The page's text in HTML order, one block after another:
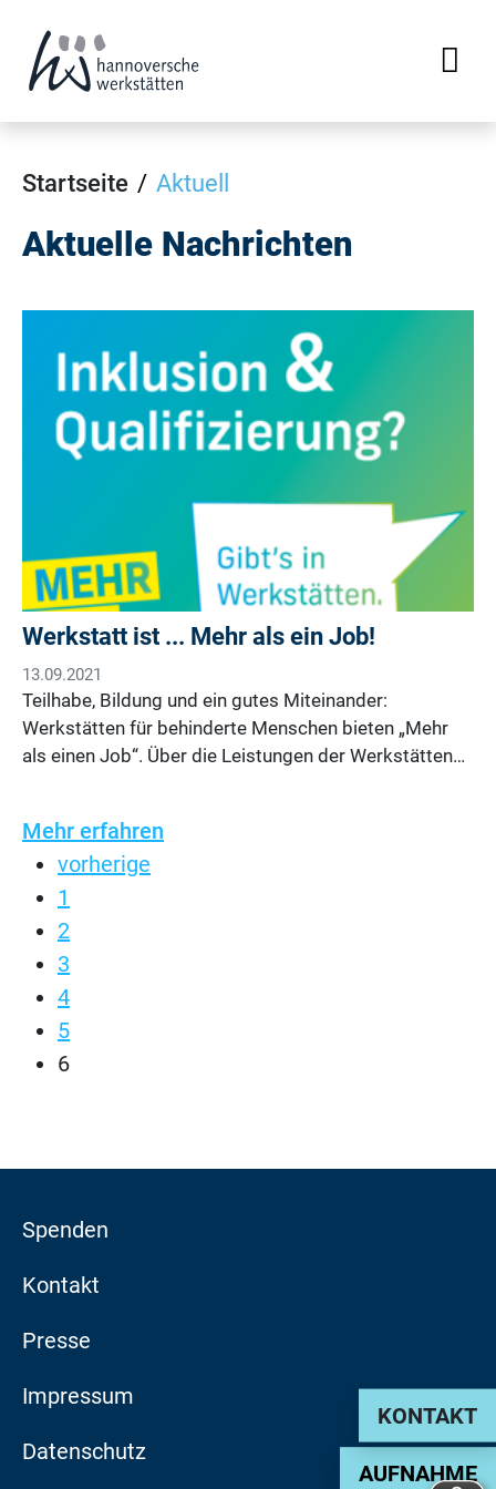
Startseite Aktuell
Aktuelle Nachrichten
Werkstatt ist ... Mehr als ein Job!
13.09.2021
Teilhabe, Bildung und ein gutes Miteinander:
Werkstätten für behinderte Menschen bieten „Mehr
als einen Job“. Über die Leistungen der Werkstätten…
Mehr erfahren
vorherige
1
2
3
4
5
6
KONTAKT
AUFNAHME
Spenden
Kontakt
Presse
Impressum
Datenschutz